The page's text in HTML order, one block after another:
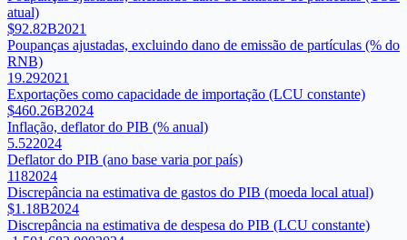
atual)
$92.82B2021
Poupanças ajustadas, excluindo dano de emissão de partículas (% do
RNB)
19.292021
Exportações como capacidade de importação (LCU constante)
$460.26B2024
Inflação, deflator do PIB (% anual)
5.522024
Deflator do PIB (ano base varia por país)
1182024
Discrepância na estimativa de gastos do PIB (moeda local atual)
$1.18B2024
Discrepância na estimativa de despesa do PIB (LCU constante)